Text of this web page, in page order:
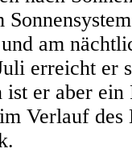
am
erreicht er
er aber
Verlauf des